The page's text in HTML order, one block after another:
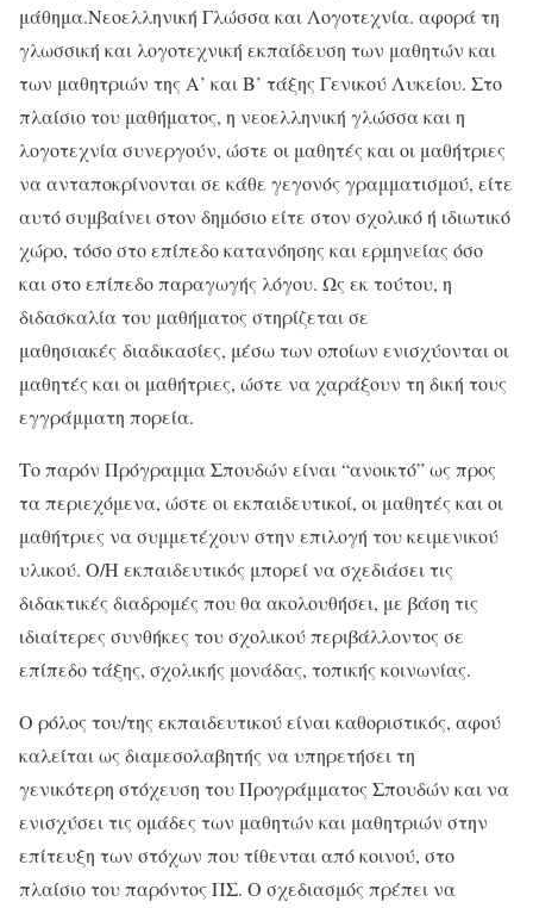
μάθημα.Νεοελληνική Γλώσσα και Λογοτεχνία. αφορά τη
γλωσσική και λογοτεχνική εκπαίδευση των μαθητών και
των μαθητριών της Α’ και Β’ τάξης Γενικού Λυκείου. Στο
πλαίσιο του μαθήματος, η νεοελληνική γλώσσα και η
λογοτεχνία συνεργούν, ώστε οι μαθητές και οι μαθήτριες
να ανταποκρίνονται σε κάθε γεγονός γραμματισμού, είτε
αυτό συμβαίνει στον δημόσιο είτε στον σχολικό ή ιδιωτικό
χώρο, τόσο στο επίπεδο κατανόησης και ερμηνείας όσο
και στο επίπεδο παραγωγής λόγου. Ως εκ τούτου, η
διδασκαλία του μαθήματος στηρίζεται σε
μαθησιακές διαδικασίες, μέσω των οποίων ενισχύονται οι
μαθητές και οι μαθήτριες, ώστε να χαράξουν τη δική τους
εγγράμματη πορεία.
Το παρόν Πρόγραμμα Σπουδών είναι “ανοικτό” ως προς
τα περιεχόμενα, ώστε οι εκπαιδευτικοί, οι μαθητές και οι
μαθήτριες να συμμετέχουν στην επιλογή του κειμενικού
υλικού. Ο/Η εκπαιδευτικός μπορεί να σχεδιάσει τις
διδακτικές διαδρομές που θα ακολουθήσει, με βάση τις
ιδιαίτερες συνθήκες του σχολικού περιβάλλοντος σε
επίπεδο τάξης, σχολικής μονάδας, τοπικής κοινωνίας.
Ο ρόλος του/της εκπαιδευτικού είναι καθοριστικός, αφού
καλείται ως διαμεσολαβητής να υπηρετήσει τη
γενικότερη στόχευση του Προγράμματος Σπουδών και να
ενισχύσει τις ομάδες των μαθητών και μαθητριών στην
επίτευξη των στόχων που τίθενται από κοινού, στο
πλαίσιο του παρόντος ΠΣ. Ο σχεδιασμός πρέπει να